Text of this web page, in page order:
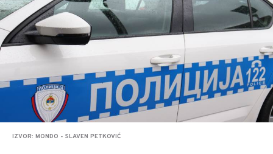
IZVOR: MONDO - SLAVEN PETKOVIĆ